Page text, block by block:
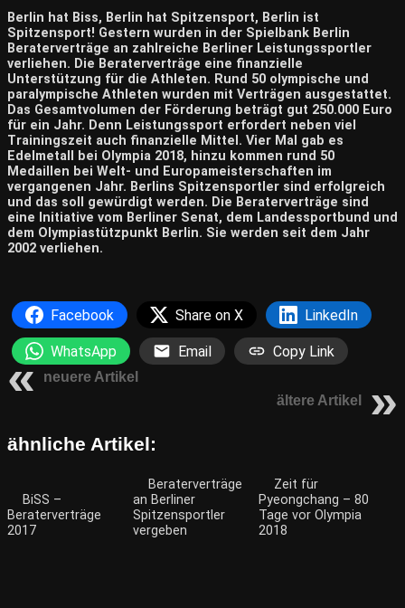
Berlin hat Biss, Berlin hat Spitzensport, Berlin ist
Spitzensport! Gestern wurden in der Spielbank Berlin
Beraterverträge an zahlreiche Berliner Leistungssportler
verliehen. Die Beraterverträge eine finanzielle
Unterstützung für die Athleten. Rund 50 olympische und
paralympische Athleten wurden mit Verträgen ausgestattet.
Das Gesamtvolumen der Förderung beträgt gut 250.000 Euro
für ein Jahr. Denn Leistungssport erfordert neben viel
Trainingszeit auch finanzielle Mittel. Vier Mal gab es
Edelmetall bei Olympia 2018, hinzu kommen rund 50
Medaillen bei Welt- und Europameisterschaften im
vergangenen Jahr. Berlins Spitzensportler sind erfolgreich
und das soll gewürdigt werden. Die Beraterverträge sind
eine Initiative vom Berliner Senat, dem Landessportbund und
dem Olympiastützpunkt Berlin. Sie werden seit dem Jahr
2002 verliehen.
Facebook Share on X LinkedIn
WhatsApp Email Copy Link
neuere Artikel
ältere Artikel
ähnliche Artikel:
BiSS –
Beraterverträge
2017
Beraterverträge
an Berliner
Spitzensportler
vergeben
Zeit für
Pyeongchang – 80
Tage vor Olympia
2018